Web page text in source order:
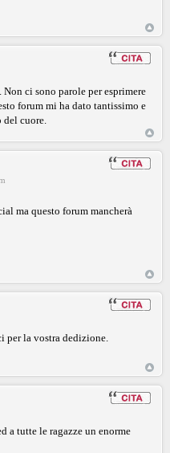
ci sono parole per esprimere
forum mi ha dato tantissimo e
del cuore.
ma questo forum mancherà
per la vostra dedizione.
a tutte le ragazze un enorme